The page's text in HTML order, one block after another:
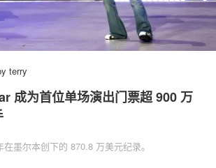
terry
成为首位单场演出门票超 900 万
墨尔本创下的 870.8 万美元纪录。